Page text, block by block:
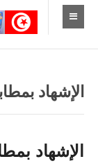
الإستقبال
أخبار
أعلانات و بلاغات
طلبات العروض
الإشهاد
الإشهاد